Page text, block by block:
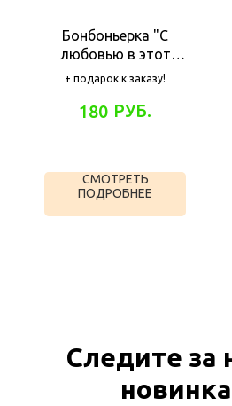
Бонбоньерка "С
любовью в этот
счастливый день!"
+ подарок к заказу!
180 РУБ.
СМОТРЕТЬ
ПОДРОБНЕЕ
Следите за